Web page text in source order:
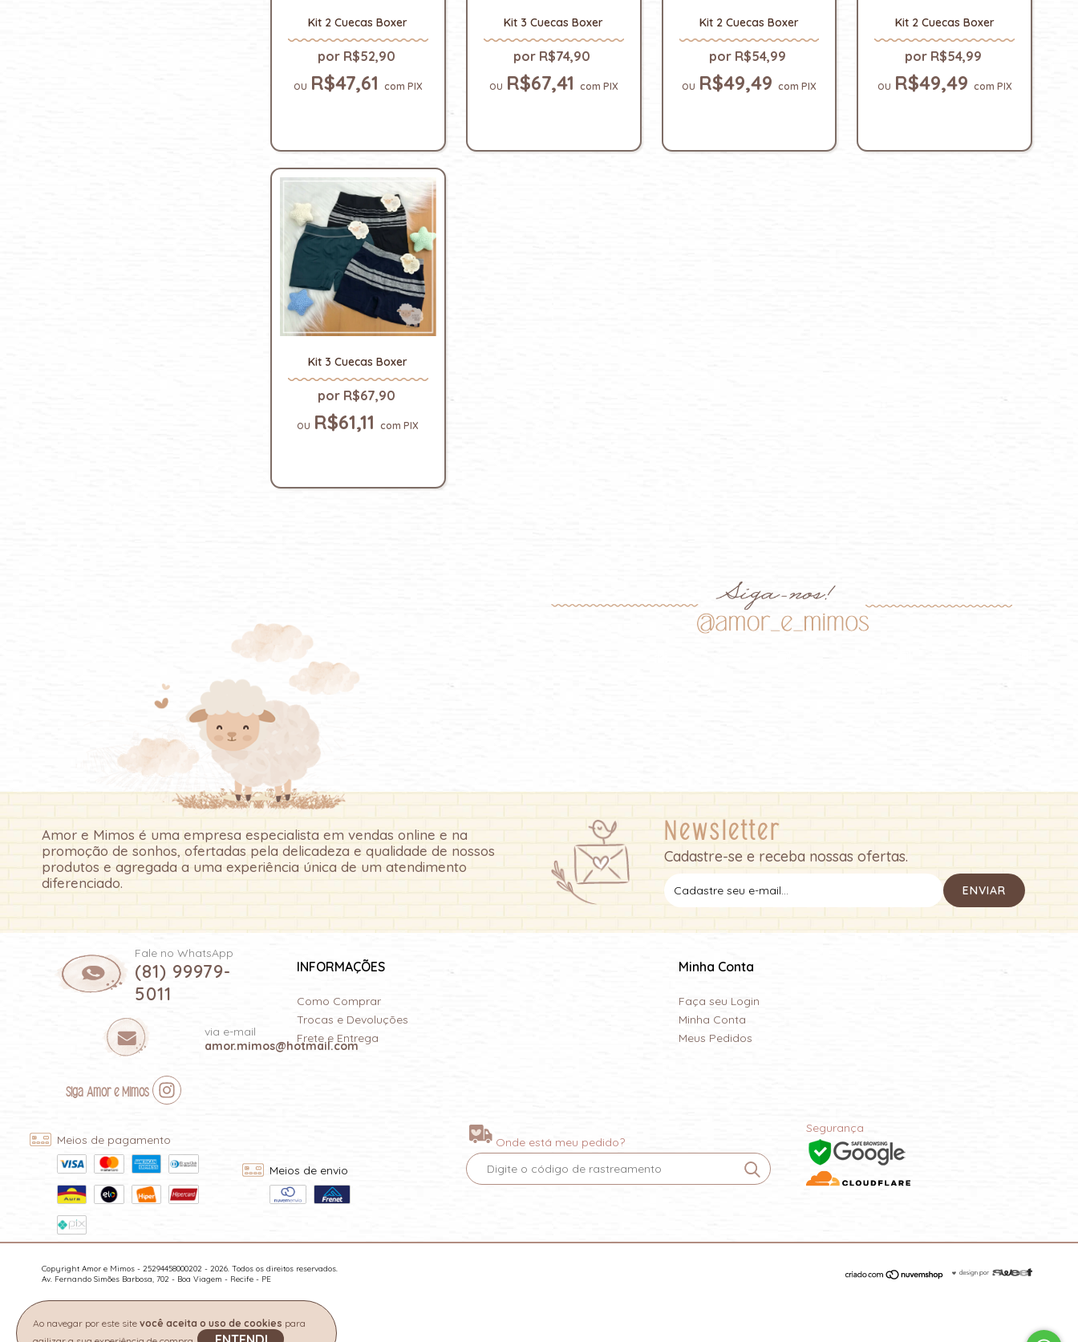
Ao navegar por este site você aceita o uso de cookies para
Kit 2 Cuecas Boxer
R$52,90
R$47,61 com PIX
Kit 3 Cuecas Boxer
R$74,90
R$67,41 com PIX
Kit 2 Cuecas Boxer
R$54,99
R$49,49 com PIX
Kit 2 Cuecas Boxer
R$54,99
R$49,49 com PIX
Kit 3 Cuecas Boxer
R$67,90
R$61,11com PIX
Amor e Mimos é uma empresa especialista em vendas online e na
promoção de sonhos, ofertadas pela delicadeza e qualidade de nossos
produtos e agregada a uma experiência única de um atendimento
diferenciado.
Newsletter
Cadastre-se e receba nossas ofertas.
Fale no WhatsApp
(81) 99979-
5011
via e-mail
amor.mimos@hotmail.com
Siga Amor e Mimos
INFORMAÇÕES
Como Comprar
Trocas e Devoluções
Frete e Entrega
Minha Conta
Faça seu Login
Minha Conta
Meus Pedidos
Meios de pagamento
Meios de envio
Onde está meu pedido?
Segurança
Copyright Amor e Mimos - 25294458000202 - 2026. Todos os direitos reservados.
Av. Fernando Simões Barbosa, 702 - Boa Viagem - Recife - PE